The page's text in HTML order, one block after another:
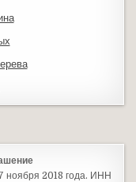
ноября 2018 года. ИНН